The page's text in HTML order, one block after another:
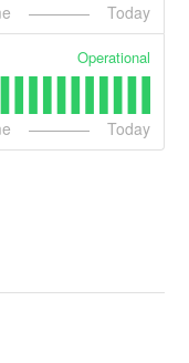
Today
Operational
Today